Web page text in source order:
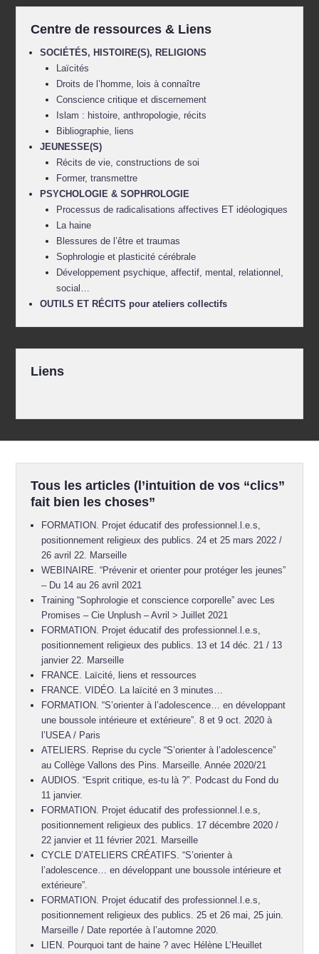
Centre de ressources & Liens
SOCIÉTÉS, HISTOIRE(S), RELIGIONS
Laïcités
Droits de l’homme, lois à connaître
Conscience critique et discernement
Islam : histoire, anthropologie, récits
Bibliographie, liens
JEUNESSE(S)
Récits de vie, constructions de soi
Former, transmettre
PSYCHOLOGIE & SOPHROLOGIE
Processus de radicalisations affectives ET idéologiques
La haine
Blessures de l’être et traumas
Sophrologie et plasticité cérébrale
Développement psychique, affectif, mental, relationnel,
social…
OUTILS ET RÉCITS pour ateliers collectifs
Liens
Tous les articles (l’intuition de vos “clics”
fait bien les choses”
FORMATION. Projet éducatif des professionnel.l.e.s,
positionnement religieux des publics. 24 et 25 mars 2022 /
26 avril 22. Marseille
WEBINAIRE. “Prévenir et orienter pour protéger les jeunes”
– Du 14 au 26 avril 2021
Training “Sophrologie et conscience corporelle” avec Les
Promises – Cie Unplush – Avril > Juillet 2021
FORMATION. Projet éducatif des professionnel.l.e.s,
positionnement religieux des publics. 13 et 14 déc. 21 / 13
janvier 22. Marseille
FRANCE. Laïcité, liens et ressources
FRANCE. VIDÉO. La laïcité en 3 minutes…
FORMATION. “S’orienter à l’adolescence… en développant
une boussole intérieure et extérieure”. 8 et 9 oct. 2020 à
l’USEA / Paris
ATELIERS. Reprise du cycle “S’orienter à l’adolescence”
au Collège Vallons des Pins. Marseille. Année 2020/21
AUDIOS. “Esprit critique, es-tu là ?”. Podcast du Fond du
11 janvier.
FORMATION. Projet éducatif des professionnel.l.e.s,
positionnement religieux des publics. 17 décembre 2020 /
22 janvier et 11 février 2021. Marseille
CYCLE D’ATELIERS CRÉATIFS. “S’orienter à
l’adolescence… en développant une boussole intérieure et
extérieure”.
FORMATION. Projet éducatif des professionnel.l.e.s,
positionnement religieux des publics. 25 et 26 mai, 25 juin.
Marseille / Date reportée à l’automne 2020.
LIEN. Pourquoi tant de haine ? avec Hélène L’Heuillet